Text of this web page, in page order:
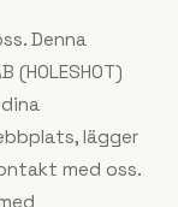
Denna
(HOLESHOT)
lägger
med oss.